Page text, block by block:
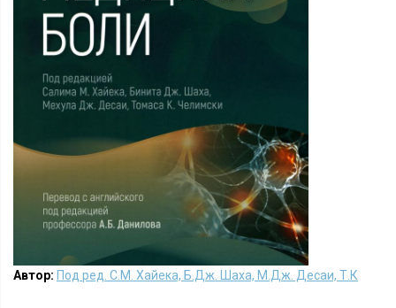
Автор: Под ред. С.М. Хайека, Б.Дж. Шаха, М.Дж. Десаи, Т.К